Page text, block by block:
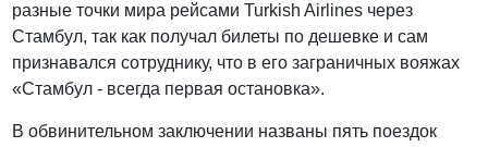
разные точки мира рейсами Turkish Airlines через
Стамбул, так как получал билеты по дешевке и сам
признавался сотруднику, что в его заграничных вояжах
«Стамбул - всегда первая остановка».
В обвинительном заключении названы пять поездок